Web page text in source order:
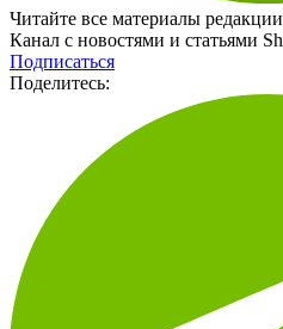
Читайте все материалы
Канал с новостями и статьями
Подписаться
Поделитесь: